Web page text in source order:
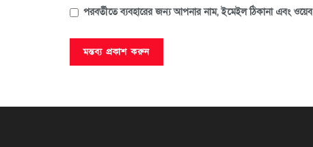
পরবর্তীতে ব্যবহারের জন্য আপনার নাম, ইমেইল ঠিকানা এবং